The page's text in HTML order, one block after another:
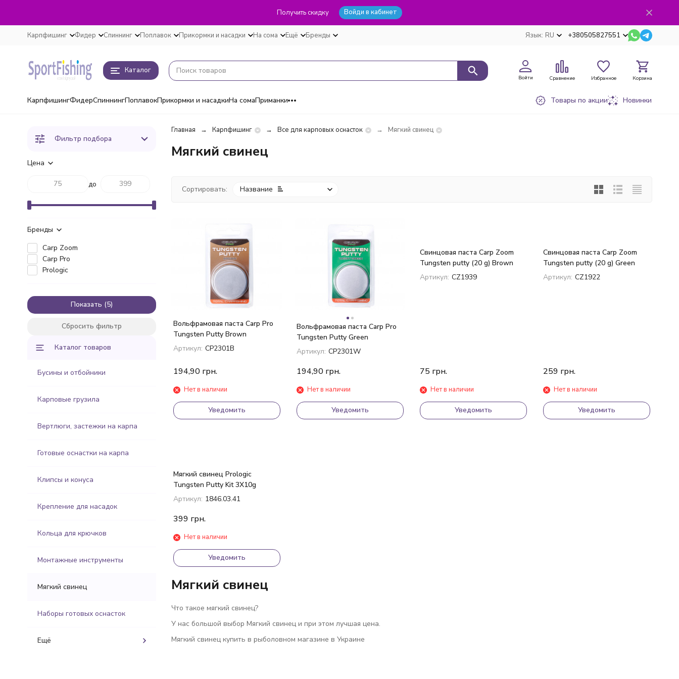
Получить скидку Войди в кабинет
Карпфишинг Фидер Спиннинг Поплавок Прикормки и насадки На сома Ещё Бренды Язык: RU +380505827551
Каталог
Войти Сравнение Избранное Корзина
КарпфишингФидерСпиннингПоплавокПрикормки и насадкиНа сомаПриманки Товары по акции Новинки
Главная Карпфишинг Все для карповых оснасток Мягкий свинец
Мягкий свинец
Сортировать: Название
Вольфрамовая паста Carp Pro
Tungsten Putty Brown
Артикул: CP2301B
194,90 грн.
Нет в наличии
Уведомить
Вольфрамовая паста Carp Pro
Tungsten Putty Green
Артикул: CP2301W
194,90 грн.
Нет в наличии
Уведомить
Свинцовая паста Carp Zoom
Tungsten putty (20 g) Brown
Артикул: CZ1939
75 грн.
Нет в наличии
Уведомить
Свинцовая паста Carp Zoom
Tungsten putty (20 g) Green
Артикул: CZ1922
259 грн.
Нет в наличии
Уведомить
Мягкий свинец Prologic
Tungsten Putty Kit 3X10g
Артикул: 1846.03.41
399 грн.
Нет в наличии
Уведомить
Мягкий свинец
Что такое мягкий свинец?
У нас большой выбор Мягкий свинец и при этом лучшая цена.
Мягкий свинец купить в рыболовном магазине в Украине
Фильтр подбора
Цена
до
Бренды
Carp Zoom
Carp Pro
Prologic
Показать
Сбросить фильтр
Каталог товаров
Бусины и отбойники
Карповые грузила
Вертлюги, застежки на карпа
Готовые оснастки на карпа
Клипсы и конуса
Крепление для насадок
Кольца для крючков
Монтажные инструменты
Мягкий свинец
Наборы готовых оснасток
Ещё